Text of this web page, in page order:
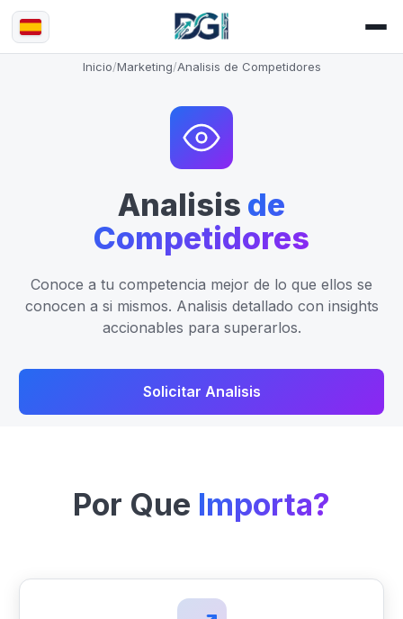
Inicio/Marketing/Analisis de Competidores
Analisis de
Competidores
Conoce a tu competencia mejor de lo que ellos se
conocen a si mismos. Analisis detallado con insights
accionables para superarlos.
Solicitar Analisis
Por Que Importa?